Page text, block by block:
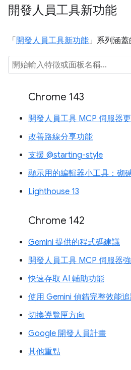
開發人員工具新功能
「 開發人員工具新功能」系列涵蓋
Chrome 143
開發人員工具 MCP 伺服器
改善路線分享功能
支援 @starting-style
顯示用的編輯器小工具：砌
Lighthouse 13
Chrome 142
Gemini 提供的程式碼建議
開發人員工具 MCP 伺服器
快速存取 AI 輔助功能
使用 Gemini 偵錯完整效能
切換導覽匣方向
Google 開發人員計畫
其他重點